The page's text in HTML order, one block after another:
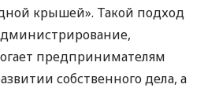
крышей». Такой подход
предпринимателям
собственного дела, а